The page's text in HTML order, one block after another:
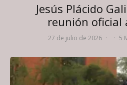
Jesús Plácido
reunión oficial
27 de julio de 2026 · · 5